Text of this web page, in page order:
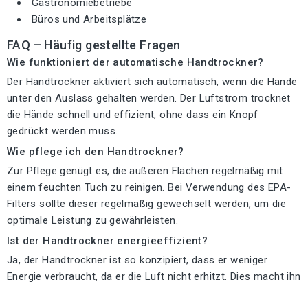
Gastronomiebetriebe
Büros und Arbeitsplätze
FAQ – Häufig gestellte Fragen
Wie funktioniert der automatische Handtrockner?
Der Handtrockner aktiviert sich automatisch, wenn die Hände
unter den Auslass gehalten werden. Der Luftstrom trocknet
die Hände schnell und effizient, ohne dass ein Knopf
gedrückt werden muss.
Wie pflege ich den Handtrockner?
Zur Pflege genügt es, die äußeren Flächen regelmäßig mit
einem feuchten Tuch zu reinigen. Bei Verwendung des EPA-
Filters sollte dieser regelmäßig gewechselt werden, um die
optimale Leistung zu gewährleisten.
Ist der Handtrockner energieeffizient?
Ja, der Handtrockner ist so konzipiert, dass er weniger
Energie verbraucht, da er die Luft nicht erhitzt. Dies macht ihn